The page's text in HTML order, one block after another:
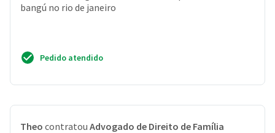
bangú no rio de janeiro
Pedido atendido
Theo contratou Advogado de Direito de Família